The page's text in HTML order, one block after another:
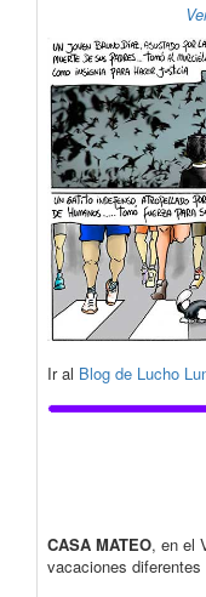
Ir al Blog de Lucho
CASA MATEO, en el
vacaciones diferentes